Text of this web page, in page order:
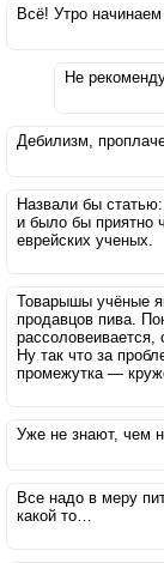
Всё! Утро
Не
Дебилизм,
Назвали бы
и было бы приятно
еврейских ученых.
Товарышы учёные
продавцов пива.
Ну так что за
промежутка —
Уже не знают, чем
Все надо в меру
какой то…